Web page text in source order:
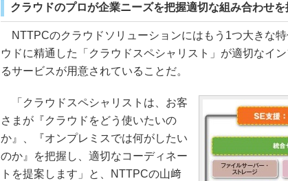
クラウドのプロが企業ニーズを把握適切な組み合わせを
NTTPCのクラウドソリューションにはもう1つ大きな
ウドに精通した「クラウドスペシャリスト」が適切なイ
るサービスが用意されていることだ。
「クラウドスペシャリストは、お客
さまが『クラウドをどう使いたいの
か』、『オンプレミスでは何がしたい
のか』を把握し、適切なコーディネー
トを提案します」と、NTTPCの山﨑